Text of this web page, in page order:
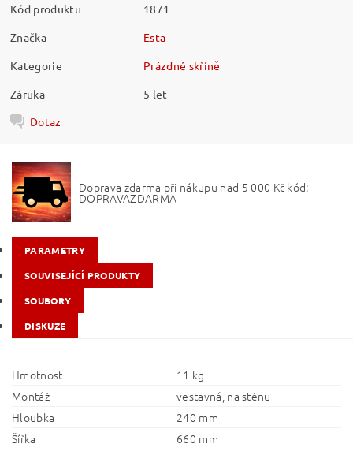
Kód produktu
1871
Značka
Esta
Kategorie
Prázdné skříně
Záruka
5 let
Dotaz
Doprava zdarma při nákupu nad 5 000 Kč kód:
DOPRAVAZDARMA
PARAMETRY
SOUVISEJÍCÍ PRODUKTY
SOUBORY
DISKUZE
Hmotnost
11 kg
Montáž
vestavná, na stěnu
Hloubka
240 mm
Šířka
660 mm